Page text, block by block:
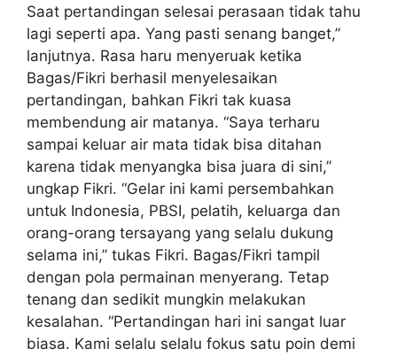
Saat pertandingan selesai perasaan tidak tahu
lagi seperti apa. Yang pasti senang banget,”
lanjutnya. Rasa haru menyeruak ketika
Bagas/Fikri berhasil menyelesaikan
pertandingan, bahkan Fikri tak kuasa
membendung air matanya. “Saya terharu
sampai keluar air mata tidak bisa ditahan
karena tidak menyangka bisa juara di sini,”
ungkap Fikri. “Gelar ini kami persembahkan
untuk Indonesia, PBSI, pelatih, keluarga dan
orang-orang tersayang yang selalu dukung
selama ini,” tukas Fikri. Bagas/Fikri tampil
dengan pola permainan menyerang. Tetap
tenang dan sedikit mungkin melakukan
kesalahan. “Pertandingan hari ini sangat luar
biasa. Kami selalu selalu fokus satu poin demi